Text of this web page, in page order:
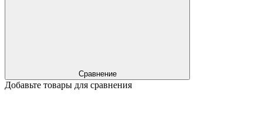
Сравнение
Добавьте товары для сравнения